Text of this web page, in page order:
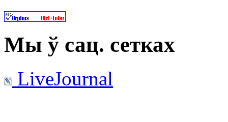
Мы ў сац. сетках
LiveJournal